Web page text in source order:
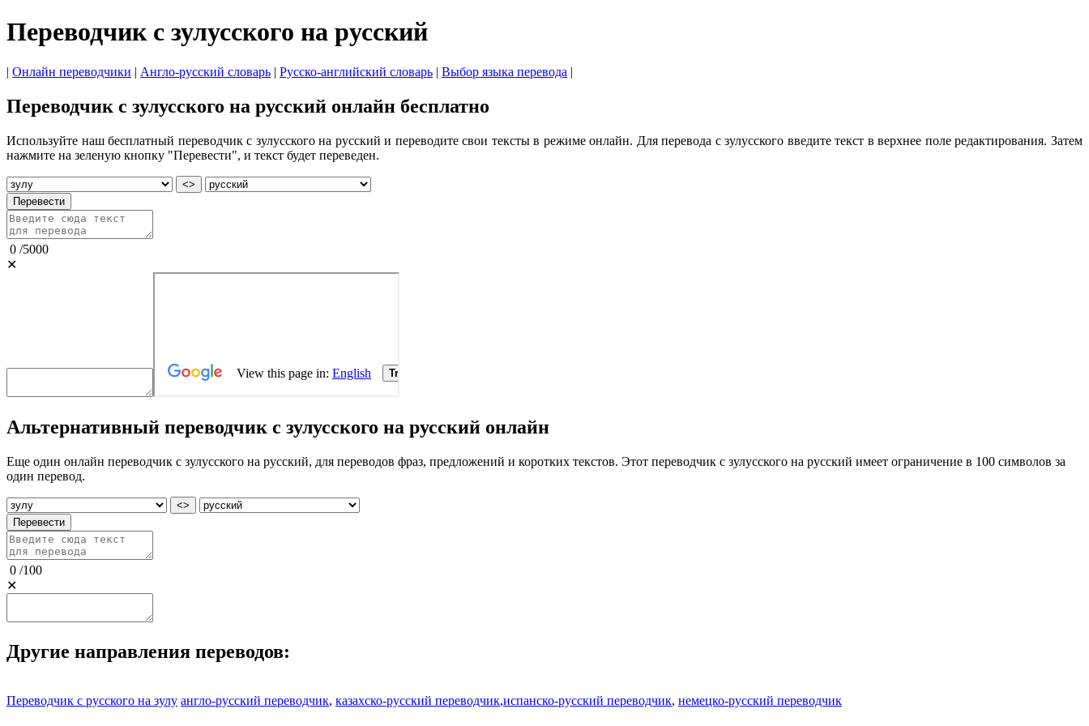
Переводчик с зулусского на русский
| Онлайн переводчики | Англо-русский словарь | Русско-английский словарь | Выбор языка перевода |
Переводчик с зулусского на русский онлайн бесплатно
Используйте наш бесплатный переводчик с зулусского на русский и переводите свои тексты в режиме онлайн. Для перевода с зулусского введите текст в верхнее поле редактирования. Затем
нажмите на зеленую кнопку "Перевести", и текст будет переведен.
<>
Перевести
0 /5000
✕
Альтернативный переводчик с зулусского на русский онлайн
Еще один онлайн переводчик с зулусского на русский, для переводов фраз, предложений и коротких текстов. Этот переводчик с зулусского на русский имеет ограничение в 100 символов за
один перевод.
<>
Перевести
0 /100
✕
Другие направления переводов:
Переводчик с русского на зулу англо-русский переводчик, казахско-русский переводчик,испанско-русский переводчик, немецко-русский переводчик